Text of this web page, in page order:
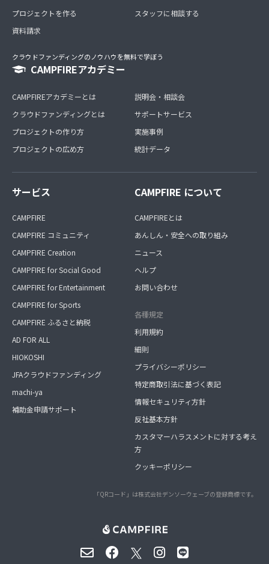
プロジェクトを作る
資料請求
スタッフに相談する
クラウドファンディングのノウハウを無料で学ぼう
CAMPFIREアカデミー
CAMPFIREアカデミーとは
クラウドファンディングとは
プロジェクトの作り方
プロジェクトの広め方
説明会・相談会
サポートサービス
実施事例
統計データ
サービス
CAMPFIRE
CAMPFIRE コミュニティ
CAMPFIRE Creation
CAMPFIRE for Social Good
CAMPFIRE for Entertainment
CAMPFIRE for Sports
CAMPFIRE ふるさと納税
AD FOR ALL
HIOKOSHI
JFAクラウドファンディング
machi-ya
補助金申請サポート
CAMPFIRE について
CAMPFIREとは
あんしん・安全への取り組み
ニュース
ヘルプ
お問い合わせ
各種規定
利用規約
細則
プライバシーポリシー
特定商取引法に基づく表記
情報セキュリティ方針
反社基本方針
カスタマーハラスメントに対する考え
方
クッキーポリシー
「QRコード」は株式会社デンソーウェーブの登録商標です。